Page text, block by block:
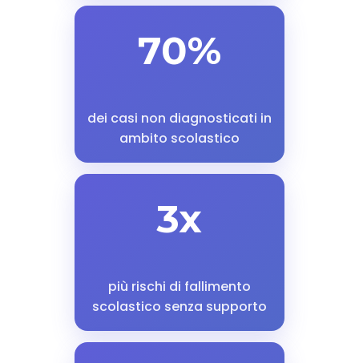
70%
dei casi non diagnosticati in
ambito scolastico
3x
più rischi di fallimento
scolastico senza supporto